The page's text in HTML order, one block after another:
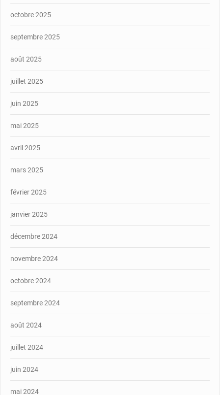
octobre 2025
septembre 2025
août 2025
juillet 2025
juin 2025
mai 2025
avril 2025
mars 2025
février 2025
janvier 2025
décembre 2024
novembre 2024
octobre 2024
septembre 2024
août 2024
juillet 2024
juin 2024
mai 2024